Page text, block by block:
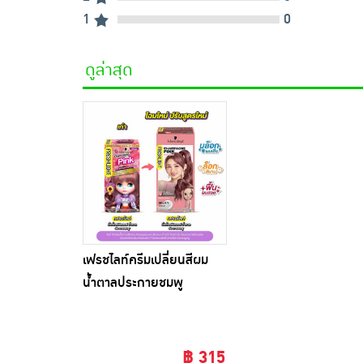
1
0
ดูล่าสุด
เฟรชไลท์ครีมเปลี่ยนสีผม
น้ำตาลประกายชมพู